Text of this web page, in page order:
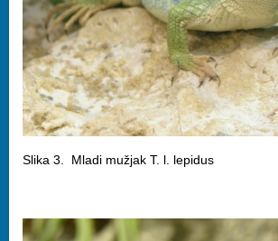
Slika 3. Mladi mužjak T. l. lepidus